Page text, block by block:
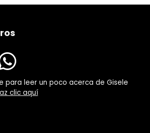
para leer un poco acerca de Gisele
clic aquí